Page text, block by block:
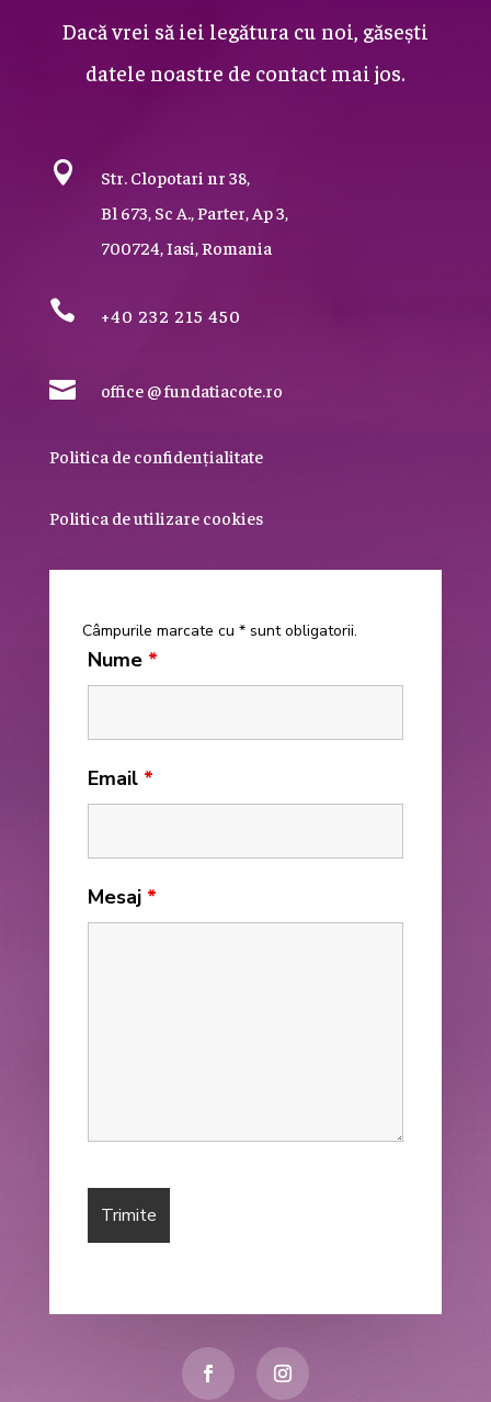
Dacă vrei să iei legătura cu noi, găsești
datele noastre de contact mai jos.

Str. Clopotari nr 38,
Bl 673, Sc A., Parter, Ap 3,
700724, Iasi, Romania
 +40 232 215 450
 office @ fundatiacote.ro
Politica de confidențialitate
Politica de utilizare cookies
Câmpurile marcate cu * sunt obligatorii.
Nume *
Email *
Mesaj *